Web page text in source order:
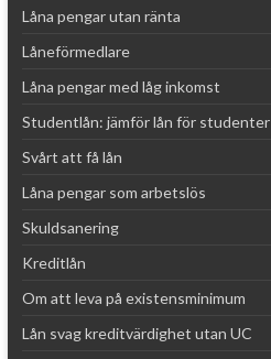
Låna pengar utan ränta
Låneförmedlare
Låna pengar med låg inkomst
Studentlån: jämför lån för studenter
Svårt att få lån
Låna pengar som arbetslös
Skuldsanering
Kreditlån
Om att leva på existensminimum
Lån svag kreditvärdighet utan UC